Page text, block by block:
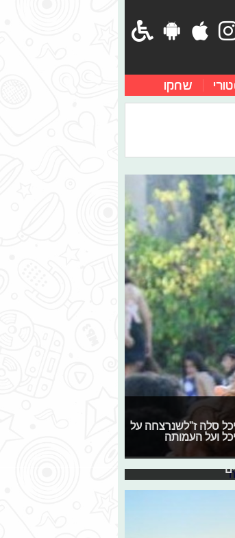
שחקו
סלה ז"לשנרצחה על
ועל העמותה
נגד
הכה משמעותי